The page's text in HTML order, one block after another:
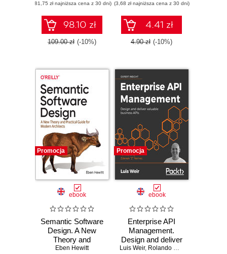
(81,75 zł najniższa cena z 30 dni)
98.10 zł
109.00 zł (-10%)
applications with
code examples in
Java
(3,68 zł najniższa cena z 30 dni)
4.41 zł
4.90 zł (-10%)
Promocja
ebook
Semantic Software
Design. A New
Theory and
Practical Guide for
Eben Hewitt
Promocja
ebook
Enterprise API
Management.
Design and deliver
valuable business
Luis Weir, Rolando Carrasco